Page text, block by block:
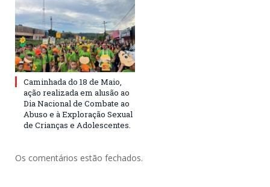
Caminhada do 18 de Maio,
ação realizada em alusão ao
Dia Nacional de Combate ao
Abuso e à Exploração Sexual
de Crianças e Adolescentes.
Os comentários estão fechados.